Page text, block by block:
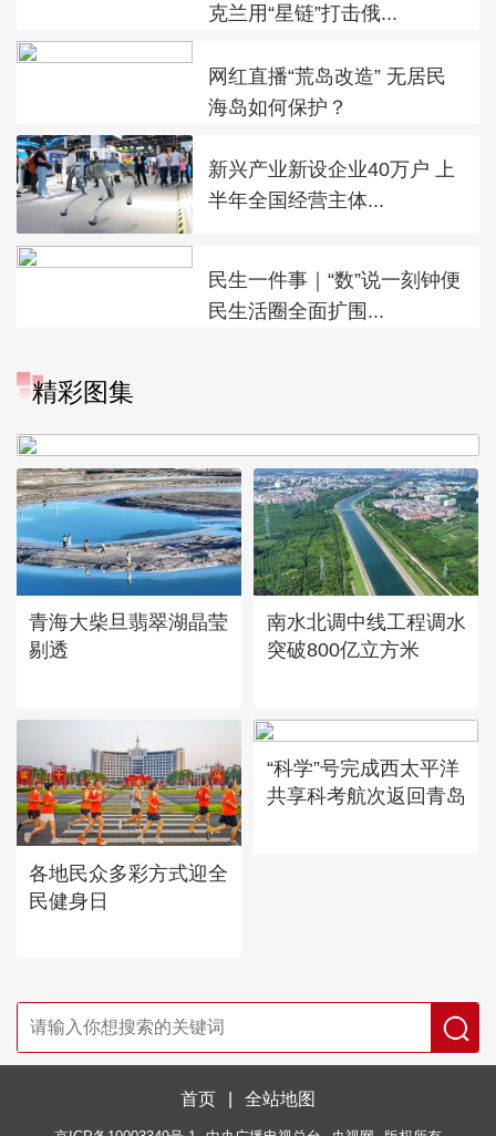
克兰用“星链”打击俄...
网红直播“荒岛改造” 无居民
海岛如何保护？
新兴产业新设企业40万户 上
半年全国经营主体...
民生一件事｜“数”说一刻钟便
民生活圈全面扩围...
精彩图集
“大地指纹”奏响夏夜文旅乐
青海大柴旦翡翠湖晶莹
剔透
南水北调中线工程调水
突破800亿立方米
各地民众多彩方式迎全
民健身日
“科学”号完成西太平洋
共享科考航次返回青岛
首页 全站地图